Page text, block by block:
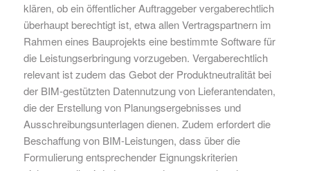
klären, ob ein öffentlicher Auftraggeber vergaberechtlich
überhaupt berechtigt ist, etwa allen Vertragspartnern im
Rahmen eines Bauprojekts eine bestimmte Software für
die Leistungserbringung vorzugeben. Vergaberechtlich
relevant ist zudem das Gebot der Produktneutralität bei
der BIM-gestützten Datennutzung von Lieferantendaten,
die der Erstellung von Planungsergebnisses und
Ausschreibungsunterlagen dienen. Zudem erfordert die
Beschaffung von BIM-Leistungen, dass über die
Formulierung entsprechender Eignungskriterien